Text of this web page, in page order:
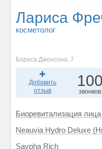
Лариса
косметолог
Бориса Джонсона, 7
Добавить
отзыв
100
звонков
Биоревитализация лица
Neauvia Hydro Deluxe
Saypha Rich